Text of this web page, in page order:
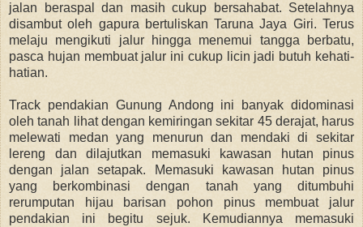
jalan beraspal dan masih cukup bersahabat. Setelahnya
disambut oleh gapura bertuliskan Taruna Jaya Giri. Terus
melaju mengikuti jalur hingga menemui tangga berbatu,
pasca hujan membuat jalur ini cukup licin jadi butuh kehati-
hatian.
Track pendakian Gunung Andong ini banyak didominasi
oleh tanah lihat dengan kemiringan sekitar 45 derajat, harus
melewati medan yang menurun dan mendaki di sekitar
lereng dan dilajutkan memasuki kawasan hutan pinus
dengan jalan setapak. Memasuki kawasan hutan pinus
yang berkombinasi dengan tanah yang ditumbuhi
rerumputan hijau barisan pohon pinus membuat jalur
pendakian ini begitu sejuk. Kemudiannya memasuki